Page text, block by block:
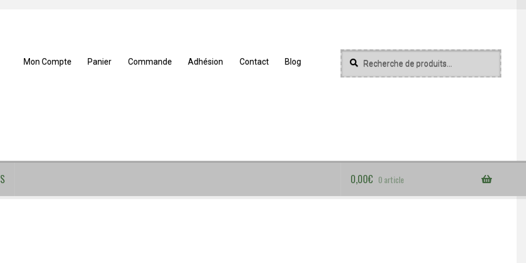
Mon Compte Panier Commande Adhésion Contact Blog
Recherche
pour :
Recherche
0,00€ 0 article